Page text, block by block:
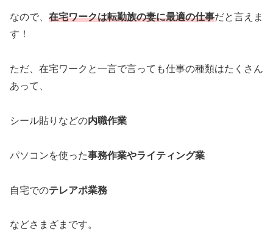
なので、 在宅ワークは転勤族の妻に最適の仕事だと言えま
す！
ただ、在宅ワークと一言で言っても仕事の種類はたくさん
あって、
シール貼りなどの内職作業
パソコンを使った事務作業やライティング業
自宅でのテレアポ業務
などさまざまです。